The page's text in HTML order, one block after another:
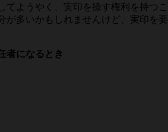
てようやく、実印を捺す権利を持つこ
が多いかもしれませんけど、実印を
者になるとき